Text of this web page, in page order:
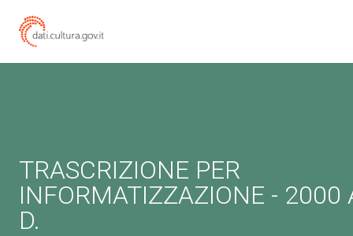
TRASCRIZIONE PER
INFORMATIZZAZIONE - 2000
D.